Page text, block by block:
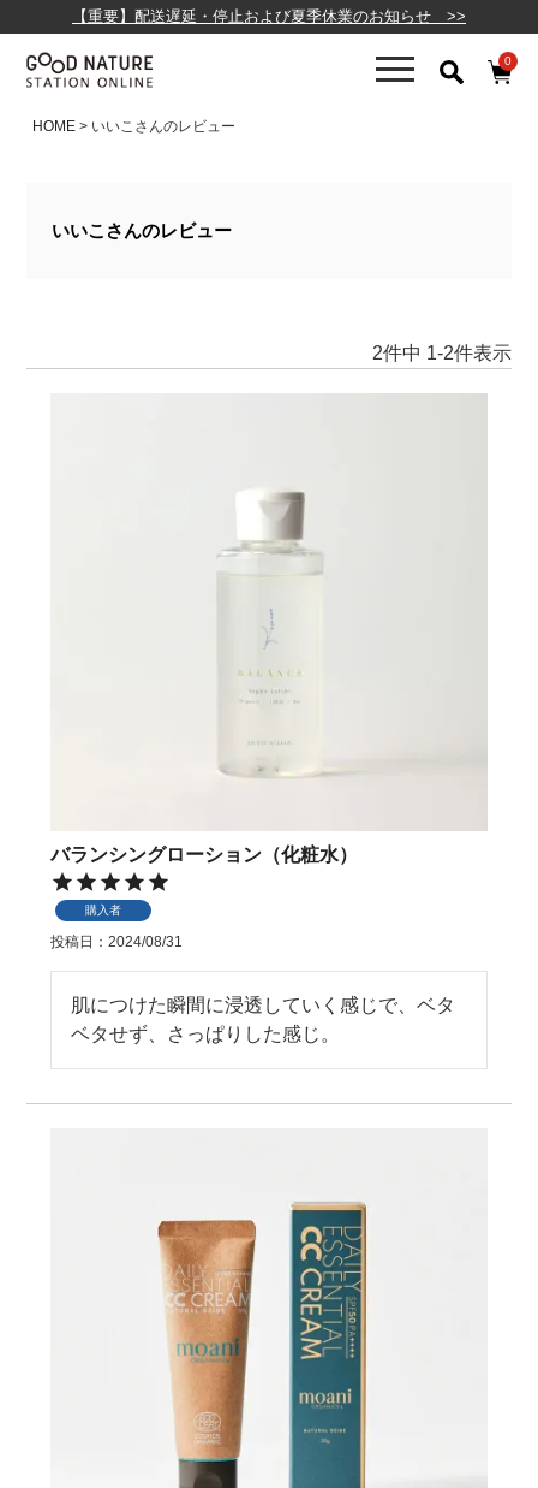
【重要】配送遅延・停止および夏季休業のお知らせ >>
0
HOME いいこさんのレビュー
いいこさんのレビュー
2件中 1-2件表示
バランシングローション（化粧水）
購入者
投稿日 2024/08/31
肌につけた瞬間に浸透していく感じで、ベタ
ベタせず、さっぱりした感じ。